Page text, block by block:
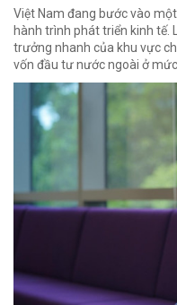
Việt Nam đang bước vào
hành trình phát triển kinh tế.
trưởng nhanh của khu vực
vốn đầu tư nước ngoài ở mức